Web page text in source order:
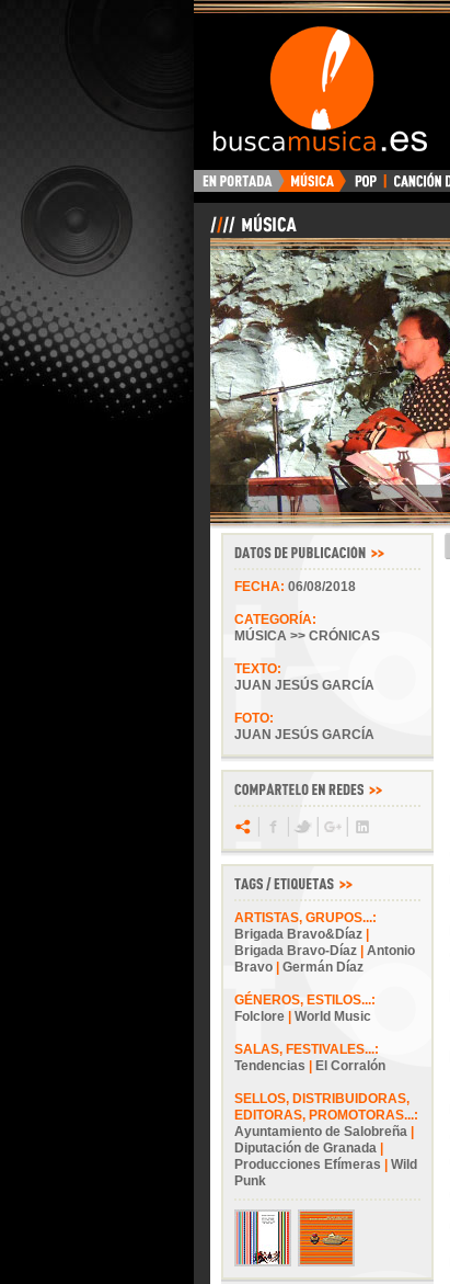
BuscaMusica.es
FECHA: 06/08/2018
CATEGORÍA:
MÚSICA >> CRÓNICAS
TEXTO:
JUAN JESÚS GARCÍA
FOTO:
JUAN JESÚS GARCÍA
ARTISTAS, GRUPOS...:
Brigada Bravo&Díaz
Brigada Bravo-Díaz
Antonio
Bravo
Germán Díaz
GÉNEROS, ESTILOS...:
Folclore
World Music
SALAS, FESTIVALES...:
Tendencias
El Corralón
SELLOS, DISTRIBUIDORAS,
EDITORAS, PROMOTORAS...:
Ayuntamiento de Salobreña
Diputación de Granada
Producciones Efímeras
Wild
Punk